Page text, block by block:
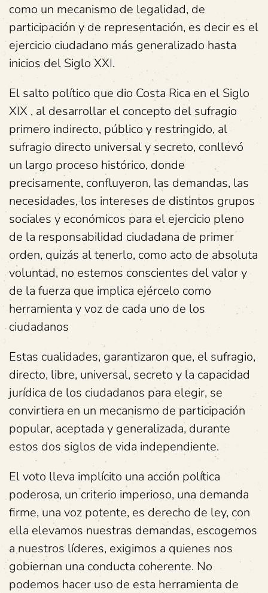
como un mecanismo de legalidad, de
participación y de representación, es decir es el
ejercicio ciudadano más generalizado hasta
inicios del Siglo XXI.
El salto político que dio Costa Rica en el Siglo
XIX , al desarrollar el concepto del sufragio
primero indirecto, público y restringido, al
sufragio directo universal y secreto, conllevó
un largo proceso histórico, donde
precisamente, confluyeron, las demandas, las
necesidades, los intereses de distintos grupos
sociales y económicos para el ejercicio pleno
de la responsabilidad ciudadana de primer
orden, quizás al tenerlo, como acto de absoluta
voluntad, no estemos conscientes del valor y
de la fuerza que implica ejércelo como
herramienta y voz de cada uno de los
ciudadanos
Estas cualidades, garantizaron que, el sufragio,
directo, libre, universal, secreto y la capacidad
jurídica de los ciudadanos para elegir, se
convirtiera en un mecanismo de participación
popular, aceptada y generalizada, durante
estos dos siglos de vida independiente.
El voto lleva implícito una acción política
poderosa, un criterio imperioso, una demanda
firme, una voz potente, es derecho de ley, con
ella elevamos nuestras demandas, escogemos
a nuestros líderes, exigimos a quienes nos
gobiernan una conducta coherente. No
podemos hacer uso de esta herramienta de